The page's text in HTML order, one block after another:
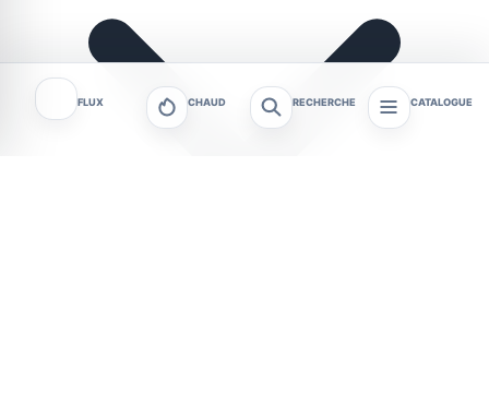
FLUX CHAUD RECHERCHE CATALOGUE